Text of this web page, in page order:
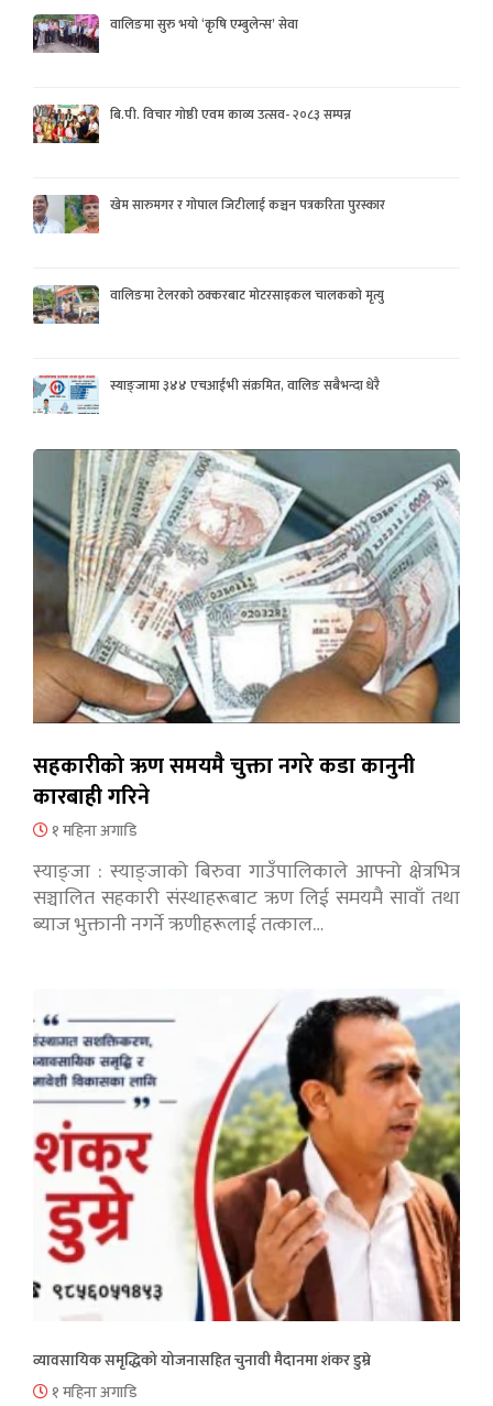
वालिङमा सुरु भयो ‘कृषि एम्बुलेन्स’ सेवा
बि.पी. विचार गोष्ठी एवम काव्य उत्सव- २०८३ सम्पन्न
खेम सारुमगर र गोपाल जिटीलाई कञ्चन पत्रकरिता पुरस्कार
वालिङमा टेलरको ठक्करबाट मोटरसाइकल चालकको मृत्यु
स्याङ्जामा ३४४ एचआईभी संक्रमित, वालिङ सबैभन्दा धेरै
सहकारीको ऋण समयमै चुक्ता नगरे कडा कानुनी
कारबाही गरिने
१ महिना अगाडि
स्याङ्जा : स्याङ्जाको बिरुवा गाउँपालिकाले आफ्नो क्षेत्रभित्र
सञ्चालित सहकारी संस्थाहरूबाट ऋण लिई समयमै सावाँ तथा
ब्याज भुक्तानी नगर्ने ऋणीहरूलाई तत्काल…
व्यावसायिक समृद्धिको योजनासहित चुनावी मैदानमा शंकर डुम्रे
१ महिना अगाडि